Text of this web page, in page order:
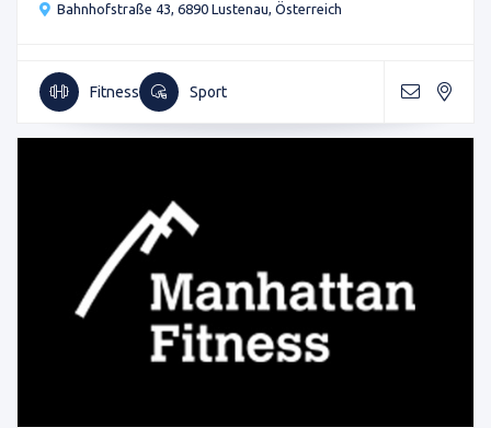
Bahnhofstraße 43, 6890 Lustenau, Österreich
Fitness Sport